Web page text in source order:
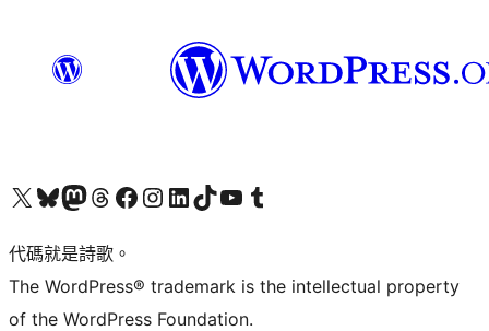
Visit our X (formerly Twitter) account
Visit our Bluesky account
Visit our Mastodon account
Visit our Threads account
訪問我們的 Facebook 專頁Visit our Instagram account
Visit our LinkedIn account
Visit our TikTok account
Visit our YouTube channel
Visit our Tumblr account
代碼就是詩歌。
The WordPress® trademark is the intellectual property
of the WordPress Foundation.